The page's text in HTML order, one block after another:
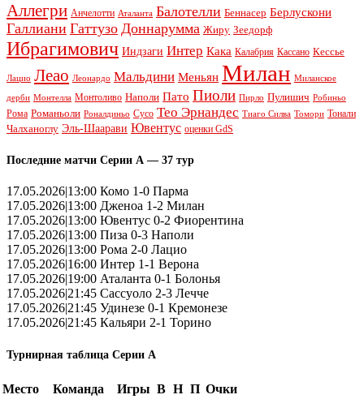
Аллегри Анчелотти Аталанта Балотелли Беннасер Берлускони
Галлиани Гаттузо Доннарумма Жиру Зеедорф
Ибрагимович Индзаги Интер Кака Калабрия Кассано Кессье
Лацио Леао Леонардо Мальдини Меньян Милан Миланское
дерби Монтелла Монтоливо Наполи Пато Пиоли Пирло Пулишич Робиньо
Рома Романьоли Роналдиньо Сусо Тео Эрнандес Тиаго Силва Томори Тонали
Чалханоглу Эль-Шаарави Ювентус оценки GdS
Последние матчи Серии А — 37 тур
17.05.2026|13:00 Комо 1-0 Парма
17.05.2026|13:00 Дженоа 1-2 Милан
17.05.2026|13:00 Ювентус 0-2 Фиорентина
17.05.2026|13:00 Пиза 0-3 Наполи
17.05.2026|13:00 Рома 2-0 Лацио
17.05.2026|16:00 Интер 1-1 Верона
17.05.2026|19:00 Аталанта 0-1 Болонья
17.05.2026|21:45 Сассуоло 2-3 Лечче
17.05.2026|21:45 Удинезе 0-1 Кремонезе
17.05.2026|21:45 Кальяри 2-1 Торино
Турнирная таблица Серии А
Место Команда Игры В Н П Очки